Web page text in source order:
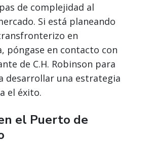
de complejidad al
Si está planeando
en
póngase en contacto con
de C.H. Robinson para
desarrollar una estrategia
el éxito.
el Puerto de